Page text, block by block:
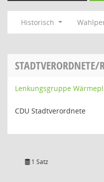
Historisch
STADTVERORDNETE/
Lenkungsgruppe
CDU Stadtverordnete
1 Satz